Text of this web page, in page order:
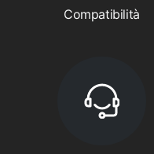
Compatibilità